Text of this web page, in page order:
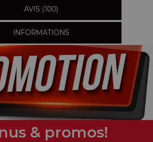
AVIS (100)
INFORMATIONS
& promos!